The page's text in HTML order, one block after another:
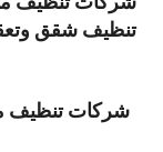
المقالات
تنظيف شقق